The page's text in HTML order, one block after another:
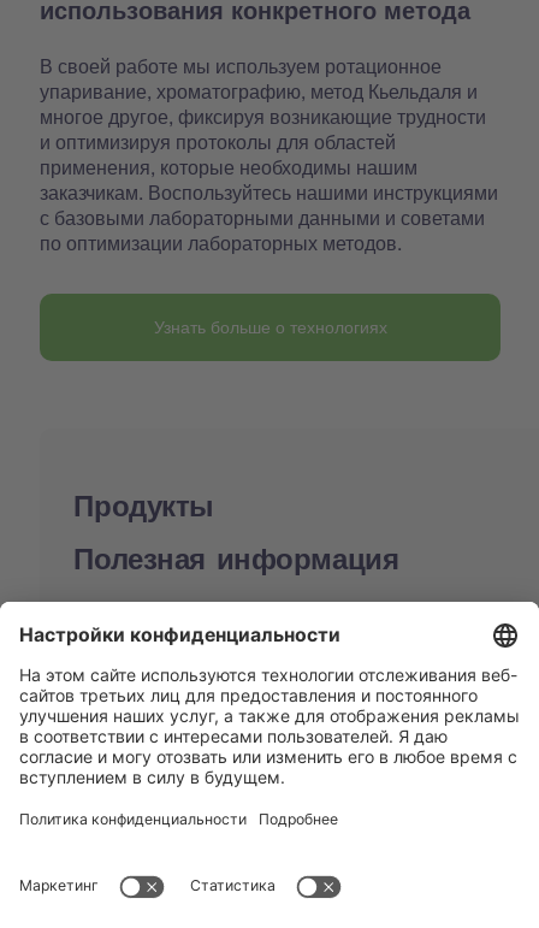
использования конкретного метода
В своей работе мы используем ротационное
упаривание, хроматографию, метод Кьельдаля и
многое другое, фиксируя возникающие трудности
и оптимизируя протоколы для областей
применения, которые необходимы нашим
заказчикам. Воспользуйтесь нашими инструкциями
с базовыми лабораторными данными и советами
по оптимизации лабораторных методов.
Узнать больше о технологиях
Продукты
Полезная информация
BUCHI World
Поддержка
Shop
Contact us
Быстрые ссылки